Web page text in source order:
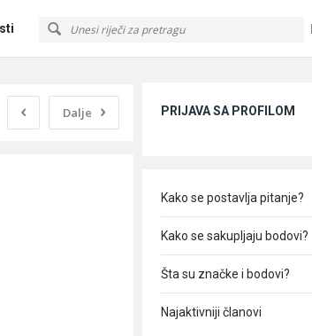
Dalje PRIJAVA SA PROFILOM
Kako se postavlja pitanje?
Kako se sakupljaju bodovi?
Šta su značke i bodovi?
Najaktivniji članovi